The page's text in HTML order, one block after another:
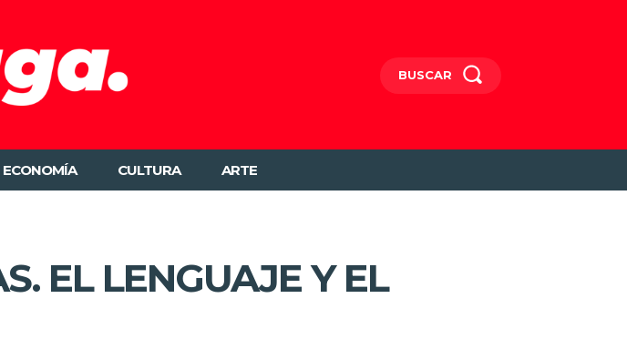
BUSCAR
ECONOMÍA CULTURA ARTE
EL LENGUAJE Y EL